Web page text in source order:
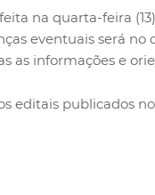
na quarta-feira
eventuais será no
as informações e
editais publicados